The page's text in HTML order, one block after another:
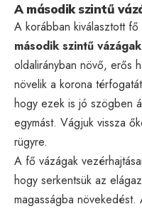
A második szintű
A korábban kiválasztott fő
második szintű
oldalirányban növő, erős
növelik a korona
hogy ezek is jó szögben
egymást. Vágjuk vissza
rügyre.
A fő vázágak
hogy serkentsük az
magasságba